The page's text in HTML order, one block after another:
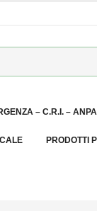
– C.R.I. –
PRODOTTI